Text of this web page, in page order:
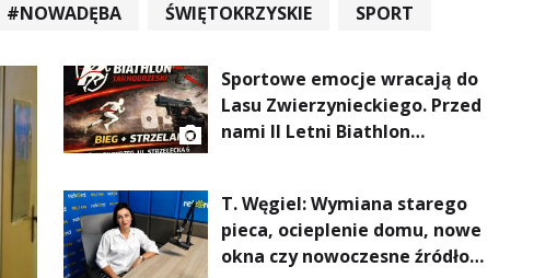
#NOWADĘBA ŚWIĘTOKRZYSKIE
SPORT
Sportowe emocje wracają do
Lasu Zwierzynieckiego. Przed
nami II Letni Biathlon
T. Węgiel: Wymiana starego
pieca, ocieplenie domu, nowe
okna czy nowoczesne źródło